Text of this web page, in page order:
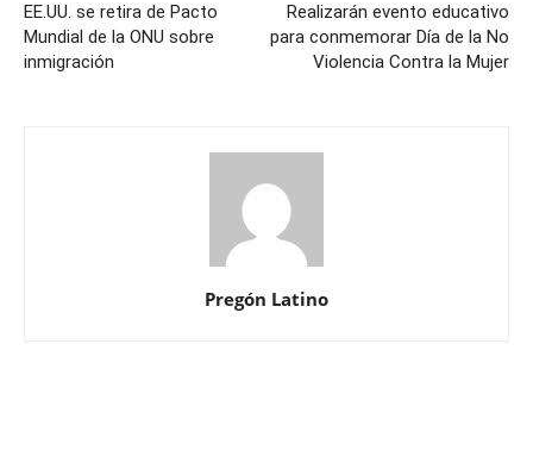
EE.UU. se retira de Pacto
Mundial de la ONU sobre
inmigración
Realizarán evento educativo
para conmemorar Día de la No
Violencia Contra la Mujer
Pregón Latino